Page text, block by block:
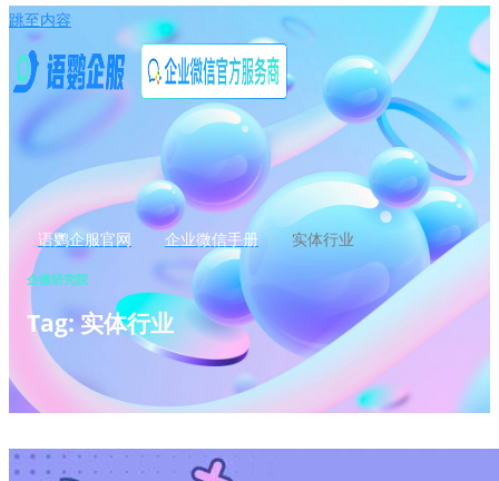
跳至内容
语鹦企服官网 企业微信手册 实体行业
企微研究院
Tag: 实体行业